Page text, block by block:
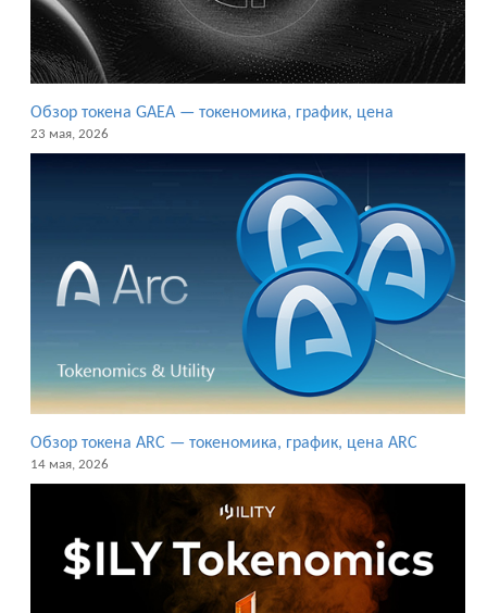
Обзор токена GAEA — токеномика, график, цена
23 мая, 2026
Обзор токена ARC — токеномика, график, цена ARC
14 мая, 2026